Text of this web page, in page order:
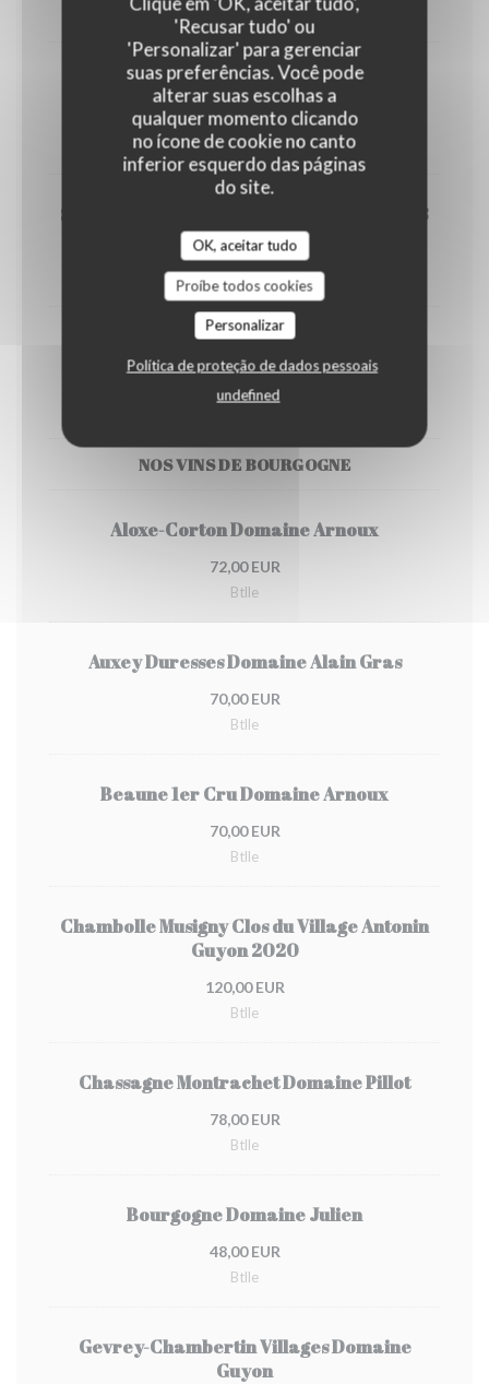
'Recusar tudo' ou
'Personalizar' para gerenciar
suas preferências. Você pode
alterar suas escolhas a
qualquer momento clicando
no ícone de cookie no canto
inferior esquerdo das páginas
do site.
OK, aceitar tudo
Proíbe todos cookies
Personalizar
Política de proteção de dados pessoais
undefined
Btlle
Margaux Chateau Margaux 1983
850,00 EUR
Btlle
Saint-Emilion Château Cheval Blanc 2008
890,00 EUR
Btlle
Pauillac Chateau Mouton Rothshild 2015
Btlle
NOS VINS DE BOURGOGNE
Aloxe-Corton Domaine Arnoux
72,00 EUR
Btlle
Auxey Duresses Domaine Alain Gras
70,00 EUR
Btlle
Beaune 1er Cru Domaine Arnoux
70,00 EUR
Btlle
Chambolle Musigny Clos du Village Antonin
Guyon 2020
120,00 EUR
Btlle
Chassagne Montrachet Domaine Pillot
78,00 EUR
Btlle
Bourgogne Domaine Julien
48,00 EUR
Btlle
Gevrey-Chambertin Villages Domaine
Guyon